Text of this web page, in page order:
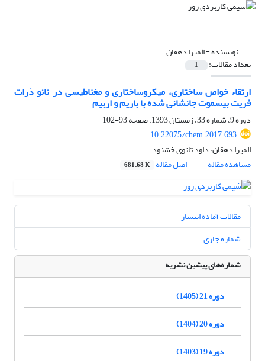
نویسنده =المیرا دهقان
تعداد مقالات: 1
ارتقاء خواص ساختاری، میکروساختاری و مغناطیسی در نانو ذرات
فریت بیسموت جانشانی شده با باریم و اربیم
دوره 9، شماره 33، زمستان 1393، صفحه
93-102
10.22075/chem.2017.693
المیرا دهقان، داود ثانوی خشنود
مشاهده مقاله
اصل مقاله 681.68 K
مقالات آماده انتشار
شماره جاری
شماره‌های پیشین نشریه
دوره 21 (1405)
دوره 20 (1404)
دوره 19 (1403)